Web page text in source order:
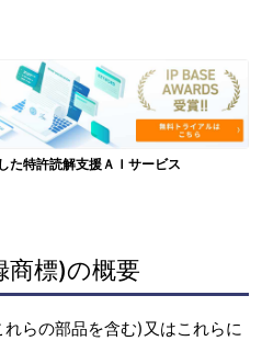
た特許読解支援ＡＩサービス
商標)の概要
らの部品を含む)又はこれらに